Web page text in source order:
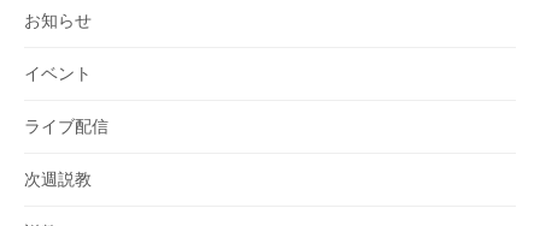
お知らせ
イベント
ライブ配信
次週説教